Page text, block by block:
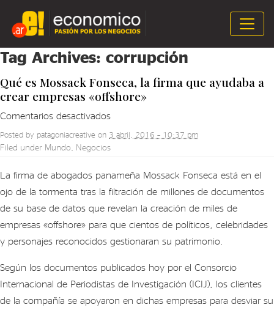
Tag Archives: corrupción
Qué es Mossack Fonseca, la firma que ayudaba a
crear empresas «offshore»
Comentarios desactivadosen
Qué
Fonseca,
la
firma
ayudaba
a
crear
«offshore»
Posted by patagoniacreative on 3 abril, 2016 – 10:37 pm
Filed under Mundo Negocios
La firma de abogados panameña Mossack Fonseca está en el
ojo de la tormenta tras la filtración de millones de documentos
de su base de datos que revelan la creación de miles de
empresas «offshore» para que cientos de políticos, celebridades
y personajes reconocidos gestionaran su patrimonio.
Según los documentos publicados hoy por el Consorcio
Internacional de Periodistas de Investigación (ICIJ), los clientes
de la compañía se apoyaron en dichas empresas para desviar su